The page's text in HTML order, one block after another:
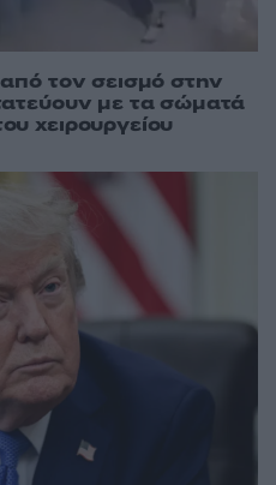
από τον σεισμό στην
με τα σώματά
χειρουργείου